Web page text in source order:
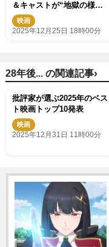
＆キャストが“地獄の様
相”を語るインタビュー映
像＆相関図解禁
映画
2025年12月25日 18時00分
28年後... の関連記事›
批評家が選ぶ2025年のベス
ト映画トップ10発表
映画
2025年12月31日 11時00分